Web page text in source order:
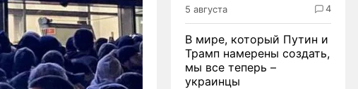
5 августа 4
В мире, который Путин и
Трамп намерены создать,
мы все теперь –
украинцы